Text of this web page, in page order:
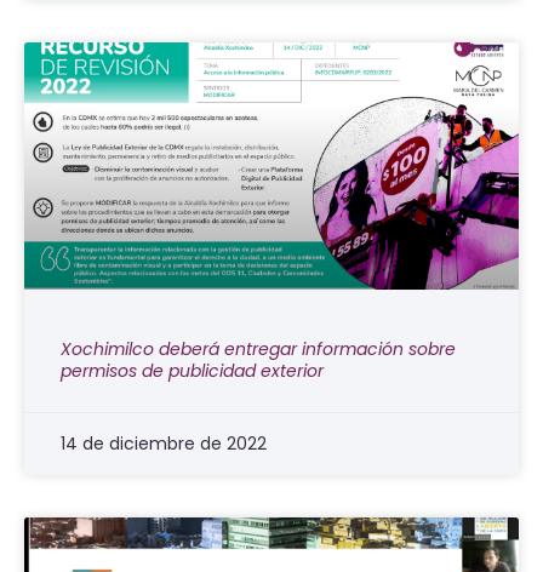
Xochimilco deberá entregar información sobre
permisos de publicidad exterior
14 de diciembre de 2022